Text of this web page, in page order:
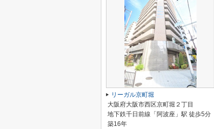
リーガル京町堀
大阪府大阪市西区京町堀２丁目
地下鉄千日前線「阿波座」駅 徒歩5分
築16年